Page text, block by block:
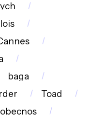
baga
Toad
obecnos